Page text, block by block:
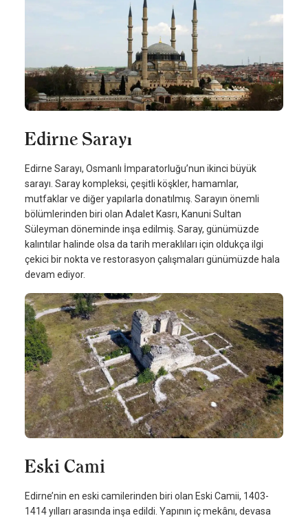
Edirne Sarayı
Edirne Sarayı, Osmanlı İmparatorluğu’nun ikinci büyük
sarayı. Saray kompleksi, çeşitli köşkler, hamamlar,
mutfaklar ve diğer yapılarla donatılmış. Sarayın önemli
bölümlerinden biri olan Adalet Kasrı, Kanuni Sultan
Süleyman döneminde inşa edilmiş. Saray, günümüzde
kalıntılar halinde olsa da tarih meraklıları için oldukça ilgi
çekici bir nokta ve restorasyon çalışmaları günümüzde hala
devam ediyor.
Eski Cami
Edirne’nin en eski camilerinden biri olan Eski Camii, 1403-
1414 yılları arasında inşa edildi. Yapının iç mekânı, devasa